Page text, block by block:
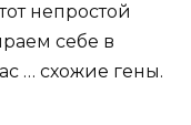
непростой
себе в
… схожие гены.